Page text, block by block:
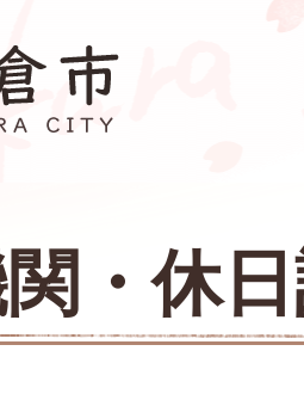
・休